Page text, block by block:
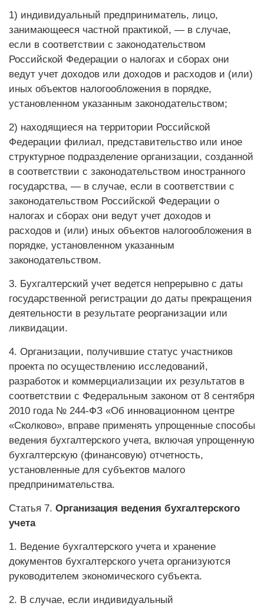
1) индивидуальный предприниматель, лицо,
занимающееся частной практикой, — в случае,
если в соответствии с законодательством
Российской Федерации о налогах и сборах они
ведут учет доходов или доходов и расходов и (или)
иных объектов налогообложения в порядке,
установленном указанным законодательством;
2) находящиеся на территории Российской
Федерации филиал, представительство или иное
структурное подразделение организации, созданной
в соответствии с законодательством иностранного
государства, — в случае, если в соответствии с
законодательством Российской Федерации о
налогах и сборах они ведут учет доходов и
расходов и (или) иных объектов налогообложения в
порядке, установленном указанным
законодательством.
3. Бухгалтерский учет ведется непрерывно с даты
государственной регистрации до даты прекращения
деятельности в результате реорганизации или
ликвидации.
4. Организации, получившие статус участников
проекта по осуществлению исследований,
разработок и коммерциализации их результатов в
соответствии с Федеральным законом от 8 сентября
2010 года № 244-ФЗ «Об инновационном центре
«Сколково», вправе применять упрощенные способы
ведения бухгалтерского учета, включая упрощенную
бухгалтерскую (финансовую) отчетность,
установленные для субъектов малого
предпринимательства.
Статья 7. Организация ведения бухгалтерского
учета
1. Ведение бухгалтерского учета и хранение
документов бухгалтерского учета организуются
руководителем экономического субъекта.
2. В случае, если индивидуальный